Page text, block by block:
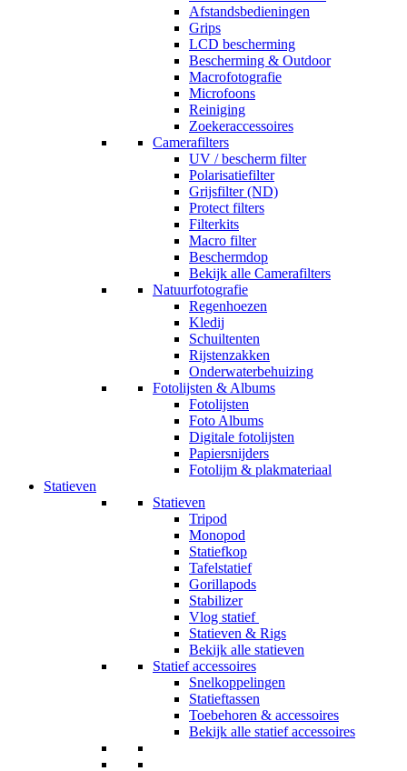
Afstandsbedieningen
Grips
LCD bescherming
Bescherming & Outdoor
Macrofotografie
Microfoons
Reiniging
Zoekeraccessoires
Camerafilters
UV / bescherm filter
Polarisatiefilter
Grijsfilter (ND)
Protect filters
Filterkits
Macro filter
Beschermdop
Bekijk alle Camerafilters
Natuurfotografie
Regenhoezen
Kledij
Schuiltenten
Rijstenzakken
Onderwaterbehuizing
Fotolijsten & Albums
Fotolijsten
Foto Albums
Digitale fotolijsten
Papiersnijders
Fotolijm & plakmateriaal
Statieven
Statieven
Tripod
Monopod
Statiefkop
Tafelstatief
Gorillapods
Stabilizer
Vlog statief
Statieven & Rigs
Bekijk alle statieven
Statief accessoires
Snelkoppelingen
Statieftassen
Toebehoren & accessoires
Bekijk alle statief accessoires